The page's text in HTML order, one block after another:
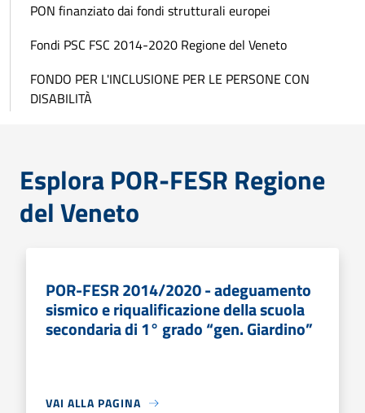
PON finanziato dai fondi strutturali europei
Fondi PSC FSC 2014-2020 Regione del Veneto
FONDO PER L'INCLUSIONE PER LE PERSONE CON
DISABILITÀ
Esplora POR-FESR Regione
del Veneto
POR-FESR 2014/2020 - adeguamento
sismico e riqualificazione della scuola
secondaria di 1° grado “gen. Giardino”
VAI ALLA PAGINA